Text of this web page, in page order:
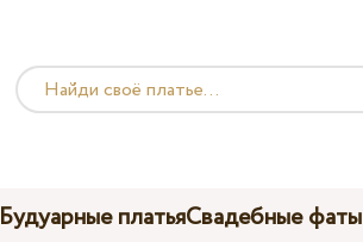
Будуарные платьяСвадебные фаты